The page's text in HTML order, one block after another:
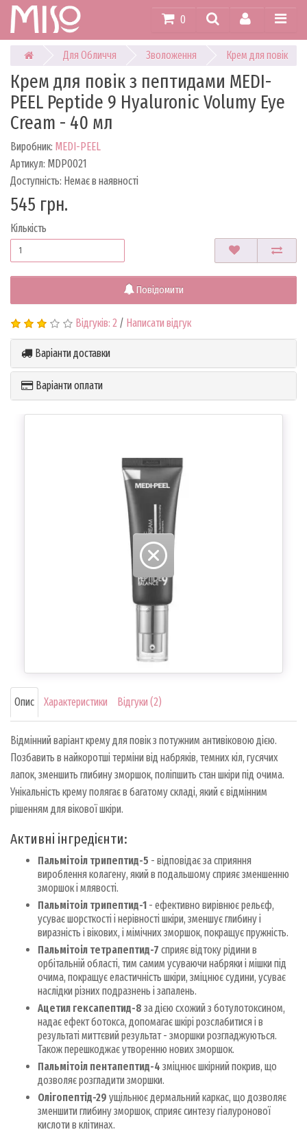
0
Для Обличчя Зволоження Крем для повік
Крем для повік з пептидами MEDI-
PEEL Peptide 9 Hyaluronic Volumy Eye
Cream - 40 мл
Виробник: MEDI-PEEL
Артикул: MDP0021
Доступність: Немає в наявності
545 грн.
Кількість
Повідомити
Відгуків: 2 / Написати відгук
Варіанти доставки
Варіанти оплати
Опис Характеристики Відгуки (2)
Відмінний варіант крему для повік з потужним антивіковою дією.
Позбавить в найкоротші терміни від набряків, темних кіл, гусячих
лапок, зменшить глибину зморшок, поліпшить стан шкіри під очима.
Унікальність крему полягає в багатому складі, який є відмінним
рішенням для вікової шкіри.
Активні інгредієнти:
Пальмітоіл трипептид-5 - відповідає за сприяння
вироблення колагену, який в подальшому сприяє зменшенню
зморшок і млявості.
Пальмітоіл трипептид-1 - ефективно вирівнює рельєф,
усуває шорсткості і нерівності шкіри, зменшує глибину і
виразність і вікових, і мімічних зморшок, покращує пружність.
Пальмітоіл тетрапептид-7 сприяє відтоку рідини в
орбітальній області, тим самим усуваючи набряки і мішки під
очима, покращує еластичність шкіри, зміцнює судини, усуває
наслідки різних подразнень і запалень.
Ацетил гексапептид-8 за дією схожий з ботулотоксином,
надає ефект ботокса, допомагає шкірі розслабитися і в
результаті миттєвий результат - зморшки розгладжуються.
Також перешкоджає утворенню нових зморшок.
Пальмітоіл пентапептид-4 зміцнює шкірний покрив, що
дозволяє розгладити зморшки.
Oлігопептід-29 ущільнює дермальний каркас, що дозволяє
зменшити глибину зморшок, сприяє синтезу гіалуронової
кислоти в клітинах.